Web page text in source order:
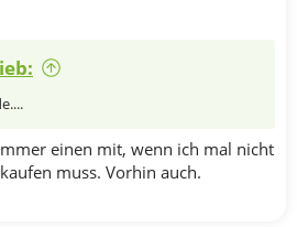
einen mit, wenn ich mal nicht
muss. Vorhin auch.